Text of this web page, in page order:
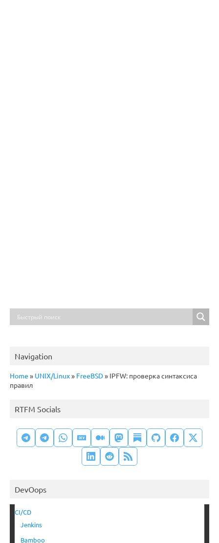
Navigation
Home » UNIX/Linux» FreeBSD» IPFW: проверка синтаксиса
правил
RTFM Socials
DevOops
CI/CD
Jenkins
Bamboo